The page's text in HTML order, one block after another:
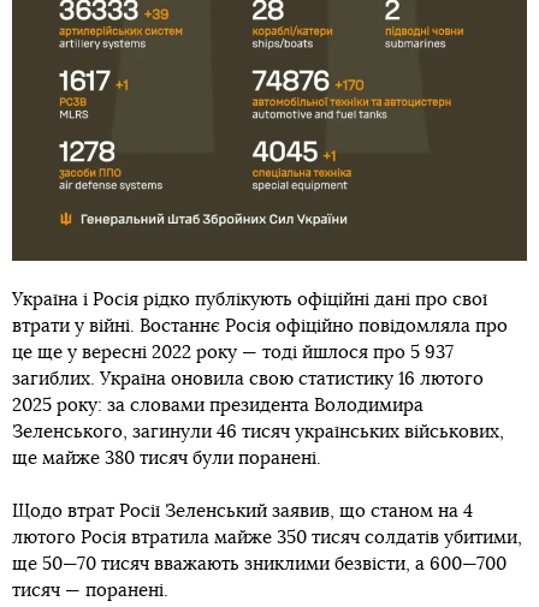
Україна і Росія рідко публікують офіційні дані про свої
втрати у війні. Востаннє Росія офіційно повідомляла про
це ще у вересні 2022 року — тоді йшлося про 5 937
загиблих. Україна оновила свою статистику 16 лютого
2025 року: за словами президента Володимира
Зеленського, загинули 46 тисяч українських військових,
ще майже 380 тисяч були поранені.
Щодо втрат Росії Зеленський заявив, що станом на 4
лютого Росія втратила майже 350 тисяч солдатів убитими,
ще 50—70 тисяч вважають зниклими безвісти, а 600—700
тисяч — поранені.